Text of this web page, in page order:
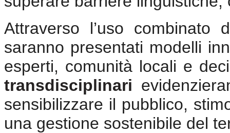
Attraverso l’uso combinato
saranno presentati modelli
esperti, comunità locali e
transdisciplinari
sensibilizzare il pubblico,
una gestione sostenibile del